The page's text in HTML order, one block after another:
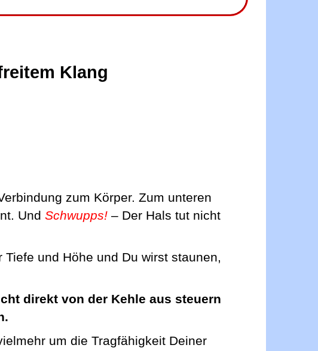
Klang
zum Körper. Zum unteren
Und Schwupps! – Der Hals tut nicht
und Höhe und Du wirst staunen,
direkt von der Kehle aus steuern
um die Tragfähigkeit Deiner